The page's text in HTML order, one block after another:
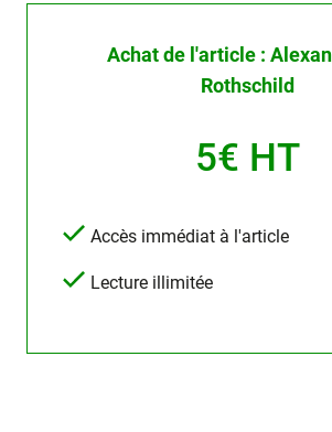
Achat de l'article :
Rothschild
5€ HT
Accès immédiat à l'article
Lecture illimitée